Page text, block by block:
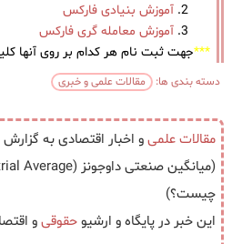
آموزش بنیادی فارکس
آموزش معامله گری فارکس
***جهت ثبت نام هر کدام بر روی آنها
دسته بندی ها: مقالات علمی و خبری
مقالات علمیو اخبار اقتصادی به گزارش
چیست؟)
این خبر در پایگاه و ارشیوحقوقیو